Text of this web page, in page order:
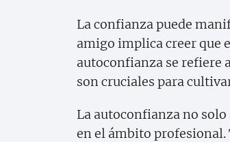
La confianza puede
amigo implica creer que
autoconfianza se refiere
son cruciales para
La autoconfianza no
en el ámbito profesional.